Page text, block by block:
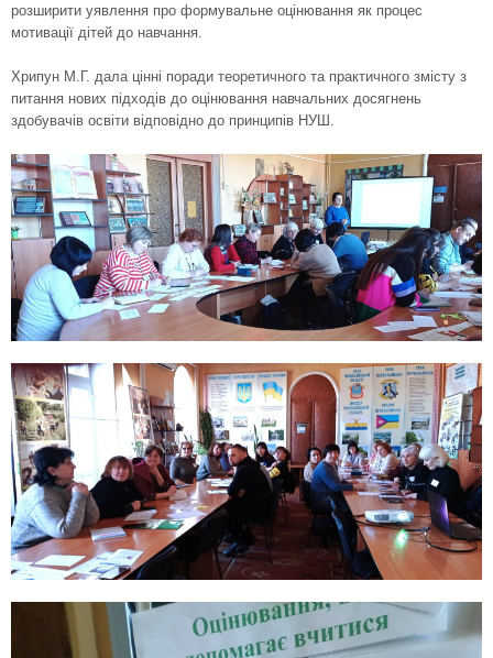
розширити уявлення про формувальне оцінювання як процес
мотивації дітей до навчання.
Хрипун М.Г. дала цінні поради теоретичного та практичного змісту з
питання нових підходів до оцінювання навчальних досягнень
здобувачів освіти відповідно до принципів НУШ.